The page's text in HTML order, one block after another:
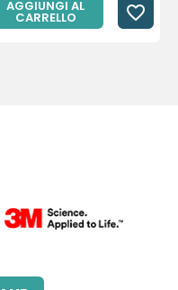
AGGIUNGI AL
CARRELLO favorite_border
3M ITALIA SRL
3M ITALIA SRL